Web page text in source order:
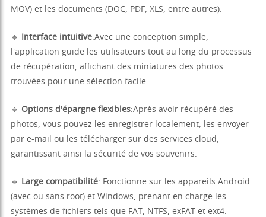
MOV) et les documents (DOC, PDF, XLS, entre autres).
🔸 Interface intuitive:Avec une conception simple,
l'application guide les utilisateurs tout au long du processus
de récupération, affichant des miniatures des photos
trouvées pour une sélection facile.
🔸 Options d'épargne flexibles:Après avoir récupéré des
photos, vous pouvez les enregistrer localement, les envoyer
par e-mail ou les télécharger sur des services cloud,
garantissant ainsi la sécurité de vos souvenirs.
🔸 Large compatibilité: Fonctionne sur les appareils Android
(avec ou sans root) et Windows, prenant en charge les
systèmes de fichiers tels que FAT, NTFS, exFAT et ext4.